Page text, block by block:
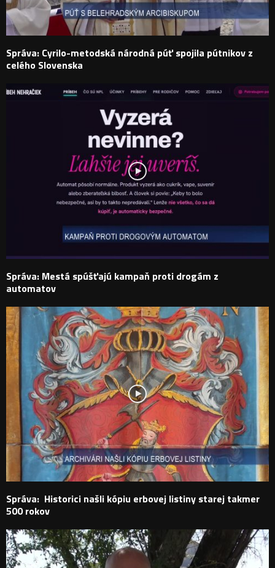
Správa: Cyrilo-metodská národná púť spojila pútnikov z
celého Slovenska
Správa: Mestá spúšťajú kampaň proti drogám z
automatov
Správa: Historici našli kópiu erbovej listiny starej takmer
500 rokov